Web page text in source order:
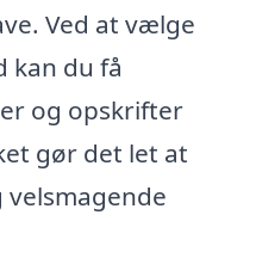
Ved at vælge
kan du få
og opskrifter
gør det let at